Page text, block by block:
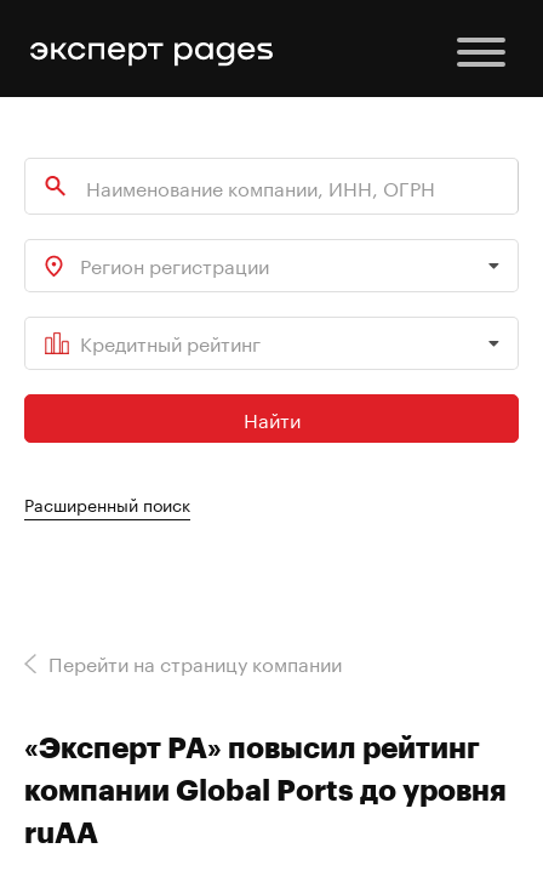
Регион регистрации
Кредитный рейтинг
Найти
Расширенный поиск
Перейти на страницу компании
«Эксперт РА» повысил рейтинг
компании Global Ports до уровня
ruAA